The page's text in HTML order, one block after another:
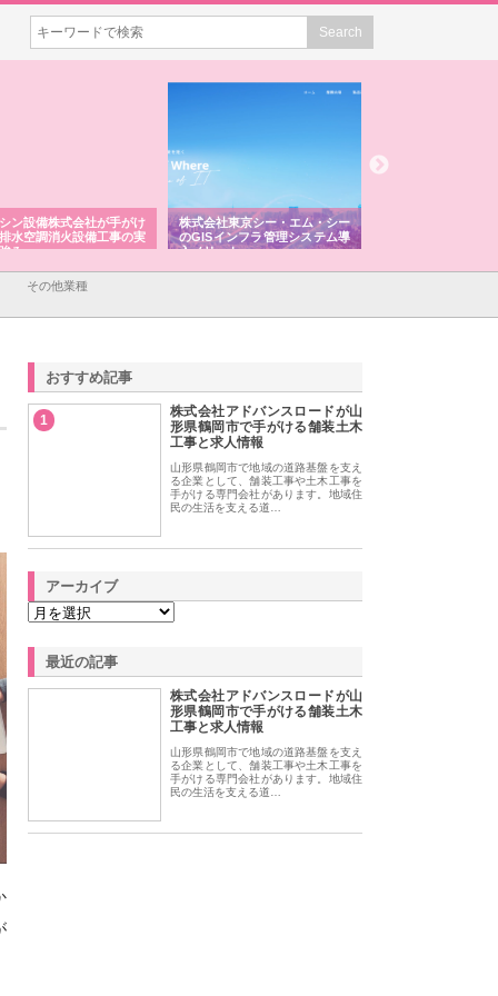
ン設備株式会社が手がけ
水空調消火設備工事の実
み
株式会社東京シー・エム・シー
のGISインフラ管理システム導
入メリット
その他業種
おすすめ記事
1
株式会社アドバンスロードが山
形県鶴岡市で手がける舗装土木
工事と求人情報
山形県鶴岡市で地域の道路基盤を支え
る企業として、舗装工事や土木工事を
手がける専門会社があります。地域住
民の生活を支える道…
アーカイブ
最近の記事
株式会社アドバンスロードが山
形県鶴岡市で手がける舗装土木
工事と求人情報
山形県鶴岡市で地域の道路基盤を支え
る企業として、舗装工事や土木工事を
手がける専門会社があります。地域住
民の生活を支える道…